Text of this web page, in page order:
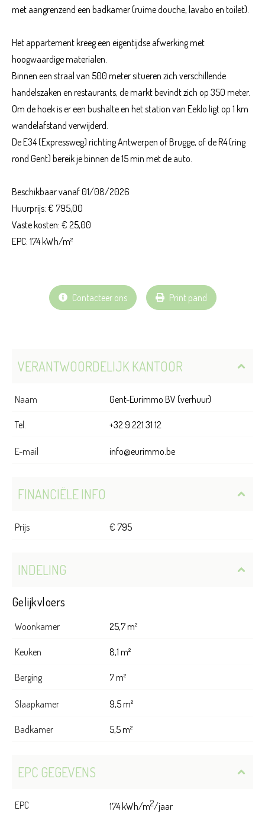
met aangrenzend een badkamer (ruime douche, lavabo en toilet).
Het appartement kreeg een eigentijdse afwerking met
hoogwaardige materialen.
Binnen een straal van 500 meter situeren zich verschillende
handelszaken en restaurants, de markt bevindt zich op 350 meter.
Om de hoek is er een bushalte en het station van Eeklo ligt op 1 km
wandelafstand verwijderd.
De E34 (Expressweg) richting Antwerpen of Brugge, of de R4 (ring
rond Gent) bereik je binnen de 15 min met de auto.
Beschikbaar vanaf 01/08/2026
Huurprijs: € 795,00
Vaste kosten: € 25,00
EPC: 174 kWh/m²
Contacteer ons Print pand
VERANTWOORDELIJK KANTOOR
Naam Gent-Eurimmo BV (verhuur)
Tel. +32 9 221 31 12
E-mail info@eurimmo.be
FINANCIËLE INFO
Prijs € 795
INDELING
Gelijkvloers
Woonkamer 25,7 m²
Keuken 8,1 m²
Berging 7 m²
Slaapkamer 9,5 m²
Badkamer 5,5 m²
EPC GEGEVENS
EPC 174 kWh/m2/jaar